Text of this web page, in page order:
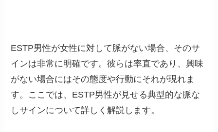
ESTP男性が女性に対して脈がない場合、そのサ
インは非常に明確です。彼らは率直であり、興味
がない場合にはその態度や行動にそれが現れま
す。ここでは、ESTP男性が見せる典型的な脈な
しサインについて詳しく解説します。